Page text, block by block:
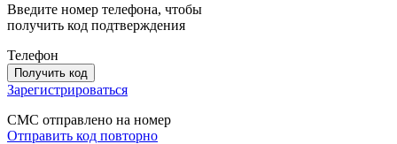
Введите номер телефона, чтобы
получить код подтверждения
Телефон
Получить код
Зарегистрироваться
СМС отправлено на номер
Отправить код повторно